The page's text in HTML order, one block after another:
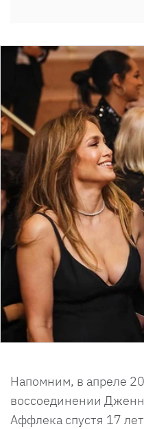
Напомним, в апреле
воссоединении
Аффлека спустя 17